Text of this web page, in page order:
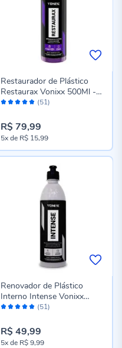
Avaliação: (51)
Restaurador de Plástico
Restaurax Vonixx 500Ml -
2009015
R$ 79,99
5xde R$ 15,99
Avaliação: (51)
Renovador de Plástico
Interno Intense Vonixx
500Ml - 2009039
R$ 49,99
5xde R$ 9,99